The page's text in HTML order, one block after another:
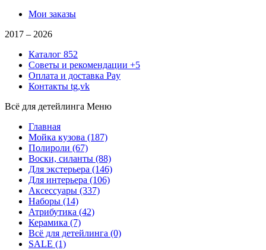
Мои заказы
2017 – 2026
Каталог 852
Советы и рекомендации +5
Оплата и доставка Pay
Контакты tg,vk
Всё для детейлинга Меню
Главная
Мойка кузова (187)
Полироли (67)
Воски, силанты (88)
Для экстерьера (146)
Для интерьера (106)
Аксессуары (337)
Наборы (14)
Атрибутика (42)
Керамика (7)
Всё для детейлинга (0)
SALE (1)